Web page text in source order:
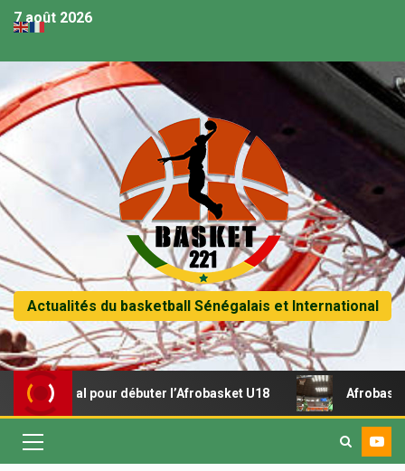
7 août 2026
Actualités du basketball Sénégalais et International
pour débuter l’Afrobasket U18 Afrobasket U18 –